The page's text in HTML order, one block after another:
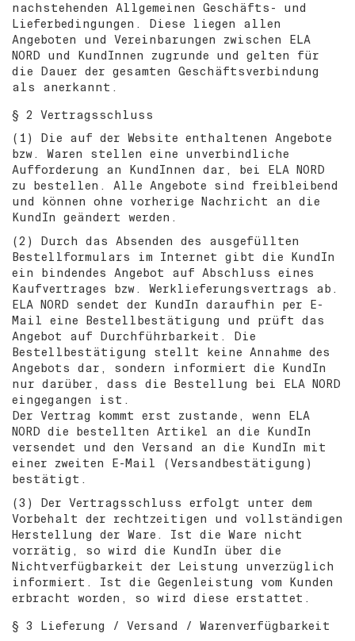
nachstehenden Allgemeinen Geschäfts- und
Lieferbedingungen. Diese liegen allen
Angeboten und Vereinbarungen zwischen ELA
NORD und KundInnen zugrunde und gelten für
die Dauer der gesamten Geschäftsverbindung
als anerkannt.
§ 2 Vertragsschluss
(1) Die auf der Website enthaltenen Angebote
bzw. Waren stellen eine unverbindliche
Aufforderung an KundInnen dar, bei ELA NORD
zu bestellen. Alle Angebote sind freibleibend
und können ohne vorherige Nachricht an die
KundIn geändert werden.
(2) Durch das Absenden des ausgefüllten
Bestellformulars im Internet gibt die KundIn
ein bindendes Angebot auf Abschluss eines
Kaufvertrages bzw. Werklieferungsvertrags ab.
ELA NORD sendet der KundIn daraufhin per E-
Mail eine Bestellbestätigung und prüft das
Angebot auf Durchführbarkeit. Die
Bestellbestätigung stellt keine Annahme des
Angebots dar, sondern informiert die KundIn
nur darüber, dass die Bestellung bei ELA NORD
eingegangen ist.
Der Vertrag kommt erst zustande, wenn ELA
NORD die bestellten Artikel an die KundIn
versendet und den Versand an die KundIn mit
einer zweiten E-Mail (Versandbestätigung)
bestätigt.
(3) Der Vertragsschluss erfolgt unter dem
Vorbehalt der rechtzeitigen und vollständigen
Herstellung der Ware. Ist die Ware nicht
vorrätig, so wird die KundIn über die
Nichtverfügbarkeit der Leistung unverzüglich
informiert. Ist die Gegenleistung vom Kunden
erbracht worden, so wird diese erstattet.
§ 3 Lieferung / Versand / Warenverfügbarkeit